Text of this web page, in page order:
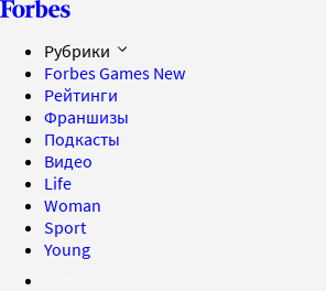
Рубрики
Forbes Games New
Рейтинги
Франшизы
Подкасты
Видео
Life
Woman
Sport
Young